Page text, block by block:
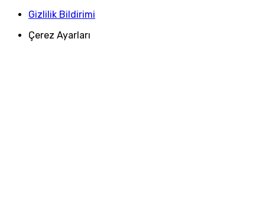
Gizlilik Bildirimi
Çerez Ayarları